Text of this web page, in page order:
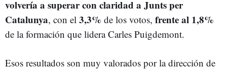
volvería a superar con claridad a Junts per
Catalunya, con el 3,3% de los votos, frente al 1,8%
de la formación que lidera Carles Puigdemont.
Esos resultados son muy valorados por la dirección de